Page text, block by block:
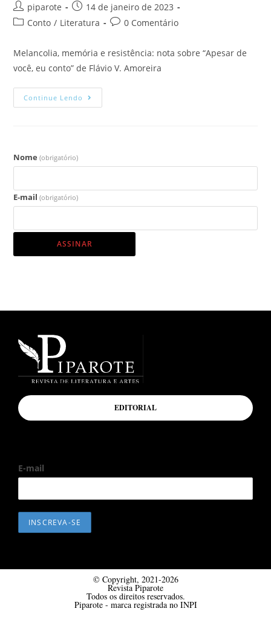
piparote
14 de janeiro de 2023
Conto / Literatura 0 Comentário
Melancolia, memória e resistência: nota sobre “Apesar de
você, eu conto” de Flávio V. Amoreira
Continue Lendo
Nome (obrigatório)
E-mail (obrigatório)
ASSINAR
EDITORIAL
E-mail
© Copyright, 2021-2026
Revista Piparote
Todos os direitos reservados.
Piparote - marca registrada no INPI